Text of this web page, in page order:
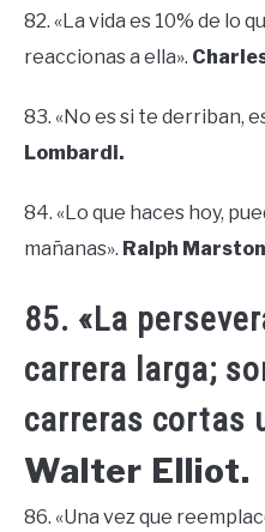
82. «La vida es 10% de lo
reaccionas a ella».
83. «No es si te derriban,
Lombardi.
84. «Lo que haces hoy,
mañanas». Ralph
85. «La
carrera larga;
carreras cortas
Walter Elliot.
86. «Una vez que